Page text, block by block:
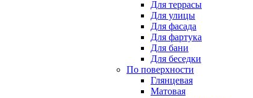
Для террасы
Для улицы
Для фасада
Для фартука
Для бани
Для беседки
По поверхности
Глянцевая
Матовая